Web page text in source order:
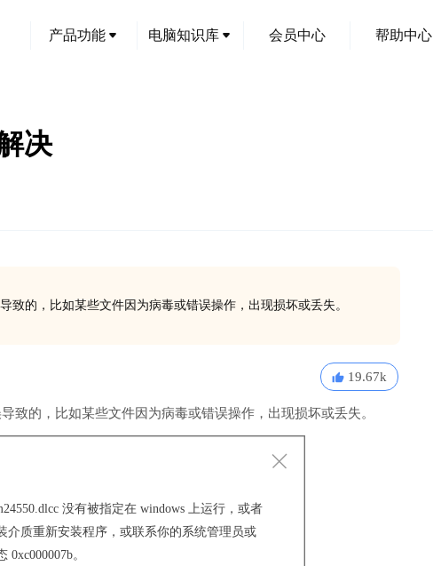
产品功能 电脑知识库 会员中心 帮助中心
决
致的，比如某些文件因为病毒或错误操作，出现损坏或丢失。
19.67k
致的，比如某些文件因为病毒或错误操作，出现损坏或丢失。
没有被指定在 windows 上运行，或者
介质重新安装程序，或联系你的系统管理员或
。